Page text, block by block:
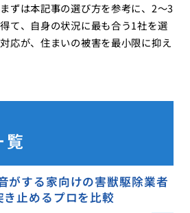
ずは本記事の選び方を参考に、2〜3
て、自身の状況に最も合う1社を選
応が、住まいの被害を最小限に抑え
がする家向けの害獣駆除業者
止めるプロを比較